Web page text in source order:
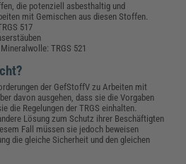
die potenziell asbesthaltig und
mit Gemischen aus diesen Stoffen.
517
TRGS 521
der GefStoffV zu Arbeiten mit
davon ausgehen, dass sie die Vorgaben
die Regelungen der TRGS einhalten.
Lösung zum Schutz ihrer Beschäftigten
Fall müssen sie jedoch beweisen
die gleiche Sicherheit und den gleichen